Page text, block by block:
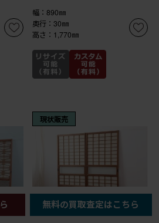
幅：890㎜
奥行：30㎜
高さ：1,770㎜
)
現状販売
¥36,300 (税込)
無料の買取査定はこちら